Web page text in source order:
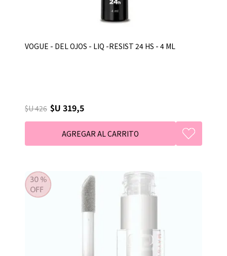
VOGUE - DEL OJOS - LIQ -RESIST 24 HS - 4 ML
$U 426 $U 319,5